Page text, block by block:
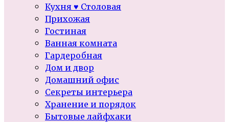
Кухня ♥ Столовая
Прихожая
Гостиная
Ванная комната
Гардеробная
Дом и двор
Домашний офис
Секреты интерьера
Хранение и порядок
Бытовые лайфхаки